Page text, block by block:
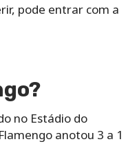
pode entrar com a
no Estádio do
anotou 3 a 1